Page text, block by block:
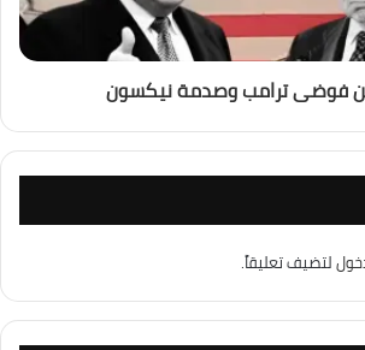
فوضى ترامب وصدمة نيكسون
لتضيف تعليقاً.